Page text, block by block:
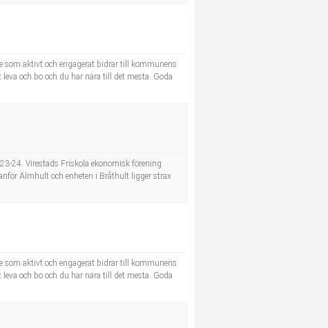
som aktivt och engagerat bidrar till kommunens
och bo och du har nära till det mesta. Goda
24. Virestads Friskola ekonomisk förening
Älmhult och enheten i Bråthult ligger strax
som aktivt och engagerat bidrar till kommunens
och bo och du har nära till det mesta. Goda